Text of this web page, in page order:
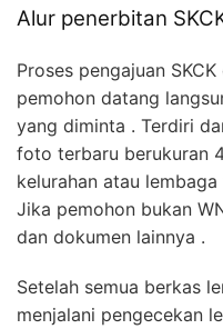
Alur penerbitan
Proses pengajuan
pemohon datang
yang diminta . Terdiri
foto terbaru berukuran
kelurahan atau
Jika pemohon bukan
dan dokumen lainnya .
Setelah semua berkas
menjalani pengecekan